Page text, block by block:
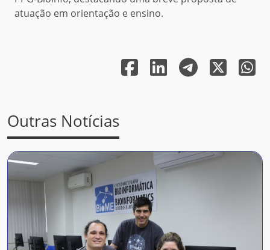
atuação em orientação e ensino.
Outras Notícias